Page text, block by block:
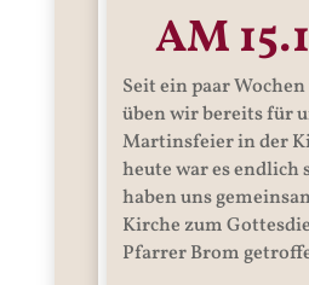
AM
Seit ein paar
üben wir bereits für
Martinsfeier in der
heute war es endlich
haben uns
Kirche zum
Pfarrer Brom